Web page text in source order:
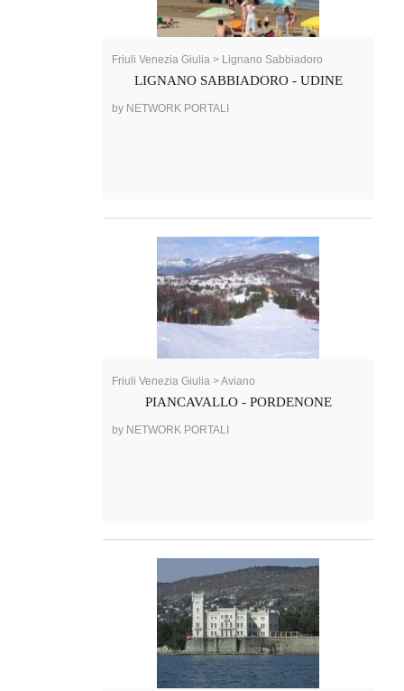
Friuli Venezia Giulia > Lignano Sabbiadoro
LIGNANO SABBIADORO - UDINE
by NETWORK PORTALI
Friuli Venezia Giulia > Aviano
PIANCAVALLO - PORDENONE
by NETWORK PORTALI